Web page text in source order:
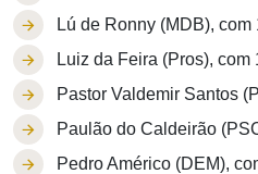
Lú de Ronny (MDB), com
Luiz da Feira (Pros), com
Pastor Valdemir Santos
Paulão do Caldeirão
Pedro Américo (DEM),